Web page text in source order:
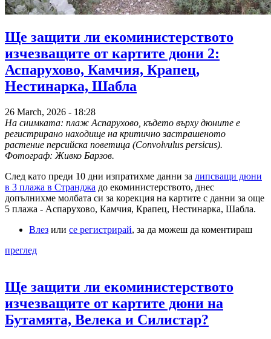
Ще защити ли екоминистерството
изчезващите от картите дюни 2:
Аспарухово, Камчия, Крапец,
Нестинарка, Шабла
26 March, 2026 - 18:28
На снимката: плаж Аспарухово, където върху дюните е
регистрирано находище на критично застрашеното
растение персийска поветица (Convolvulus persicus).
Фотограф: Живко Барзов.
След като преди 10 дни изпратихме данни за липсващи дюни
в 3 плажа в Странджа до екоминистерството, днес
допълнихме молбата си за корекция на картите с данни за още
5 плажа - Аспарухово, Камчия, Крапец, Нестинарка, Шабла.
Влез или се регистрирай, за да можеш да коментираш
преглед
Ще защити ли екоминистерството
изчезващите от картите дюни на
Бутамята, Велека и Силистар?